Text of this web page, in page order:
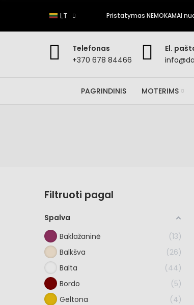
LT Pristatymas NEMOKAMAI
Telefonas
+370 678 84466
El.
PAGRINDINIS MOTERIMS
Filtruoti pagal
Spalva
Baklažaninė
13
Balkšva
26
Balta
44
Bordo
5
Geltona
4